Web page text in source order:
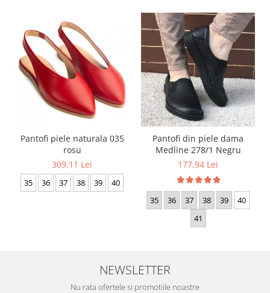
Pantofi piele naturala 035
rosu
309,11 Lei
35 36 37 38 39 40
Pantofi din piele dama
Medline 278/1 Negru
177,94 Lei
35 36 37 38 39
40
41
NEWSLETTER
Nu rata ofertele si promotiile noastre